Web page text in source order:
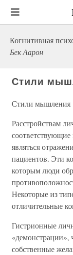
Когнитивная
Бек Аарон
Стили
Стили мышления
Расстройствам
являться
пациентов. Эти
которым люди
Некоторые из
отличительные
Гистрионные
«демонстрации»,
собственные